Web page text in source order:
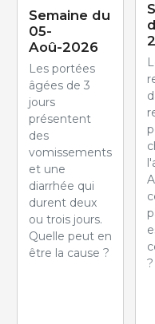
Semaine du
05-
Aoû-2026
Les portées
âgées de 3
jours
présentent
des
vomissements
et une
diarrhée qui
durent deux
ou trois jours.
Quelle peut en
être la cause ?
?